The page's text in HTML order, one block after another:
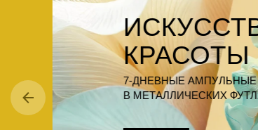
ИСКУССТВО
КРАСОТЫ
7-ДНЕВНЫЕ АМПУЛЬНЫЕ КУРСЫ
В МЕТАЛЛИЧЕСКИХ ФУТЛЯРАХ